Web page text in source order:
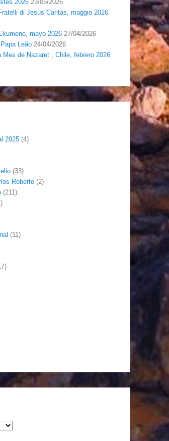
2026 23/05/2026
di Jesus Caritas, maggio 2026
mayo 2026 27/04/2026
Leão 24/04/2026
Mes de Nazaret , Chile, febrero 2026
2025 (4)
(33)
Roberto(2)
(211)
(11)